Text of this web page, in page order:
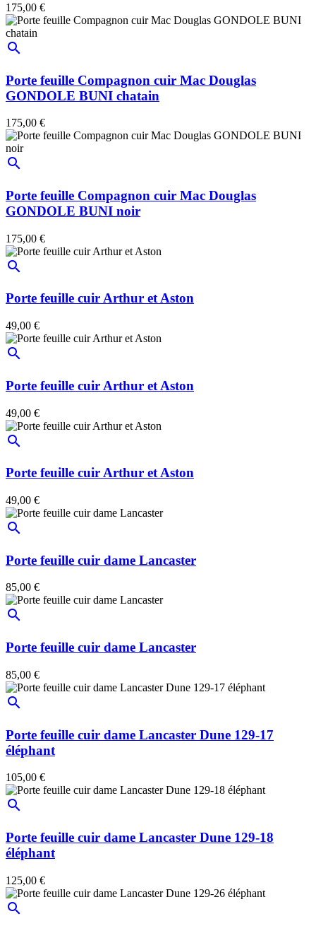
175,00 €
search
Porte feuille Compagnon cuir Mac Douglas
GONDOLE BUNI chatain
175,00 €
search
Porte feuille Compagnon cuir Mac Douglas
GONDOLE BUNI noir
175,00 €
search
Porte feuille cuir Arthur et Aston
49,00 €
search
Porte feuille cuir Arthur et Aston
49,00 €
search
Porte feuille cuir Arthur et Aston
49,00 €
search
Porte feuille cuir dame Lancaster
85,00 €
search
Porte feuille cuir dame Lancaster
85,00 €
search
Porte feuille cuir dame Lancaster Dune 129-17
éléphant
105,00 €
search
Porte feuille cuir dame Lancaster Dune 129-18
éléphant
125,00 €
search